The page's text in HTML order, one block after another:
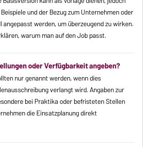
und der Bezug zum Unternehmen oder
werden, um überzeugend zu wirken.
warum man auf den Job passt.
oder Verfügbarkeit angeben?
nur genannt werden, wenn dies
verlangt wird. Angaben zur
bei Praktika oder befristeten Stellen
die Einsatzplanung direkt